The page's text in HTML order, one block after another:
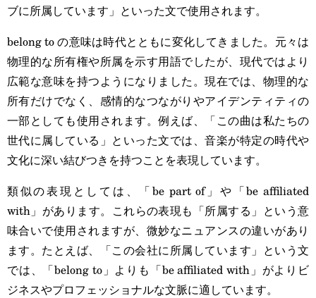
ブに所属しています」といった文で使用されます。
belong to の意味は時代とともに変化してきました。元々は
物理的な所有権や所属を示す用語でしたが、現代ではより
広範な意味を持つようになりました。現在では、物理的な
所有だけでなく、感情的なつながりやアイデンティティの
一部としても使用されます。例えば、「この曲は私たちの
世代に属している」といった文では、音楽が特定の時代や
文化に深い結びつきを持つことを表現しています。
類似の表現としては、「be part of」や「be affiliated
with」があります。これらの表現も「所属する」という意
味合いで使用されますが、微妙なニュアンスの違いがあり
ます。たとえば、「この会社に所属しています」という文
では、「belong to」よりも「be affiliated with」がよりビ
ジネスやプロフェッショナルな文脈に適しています。